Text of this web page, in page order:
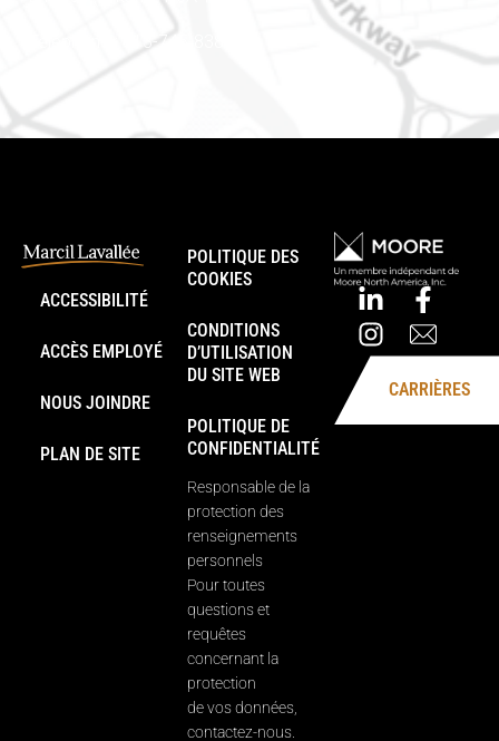
Téléphone : 613-745-8387
ACCESSIBILITÉ
ACCÈS EMPLOYÉ
NOUS JOINDRE
PLAN DE SITE
POLITIQUE DES
COOKIES
CONDITIONS
D’UTILISATION
DU SITE WEB
POLITIQUE DE
CONFIDENTIALITÉ
Responsable de la
protection des
renseignements
personnels
Pour toutes
questions et
requêtes
concernant la
protection
de vos données,
contactez-nous.
CARRIÈRES